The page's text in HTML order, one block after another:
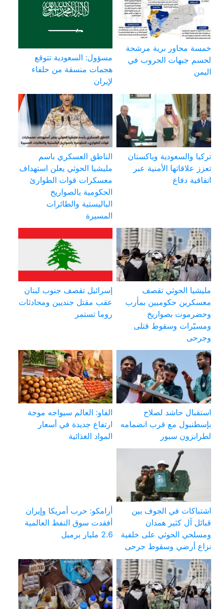
خمسة محاور برية مرشحة
لحسم جبهات الحروب في
اليمن
مسؤول: السعودية تتوقع
هجمات منسقة من حلفاء
لإيران
تركيا والسعودية وباكستان
تعزز علاقاتها الأمنية عبر
اتفاقية دفاع
الناطق العسكري باسم
مليشيا الحوثي يعلن استهداف
معسكرات قوات الطوارئ
الحكومية بالصواريخ
الباليستية والطائرات
المسيرة
مليشيا الحوثي تقصف
معسكرين حكوميين بمأرب
وحضرموت بصواريخ
ومسيّرات وسقوط قتلى
وجرحى
إسرائيل تقصف جنوب لبنان
عقب مقتل جنديين ومحادثات
روما تستمر
استقبال حاشد لصلاح
بإسطنبول مع قرب انضمامه
لطرابزون سبور
الفاو: العالم سيواجه موجة
ارتفاع جديدة في أسعار
المواد الغذائية
اشتباكات في الجوف بين
قبائل آل كثير همدان
ومسلحي الحوثي على خلفية
نزاع أرضي وسقوط جرحى
أرامكو: حرب أمريكا وإيران
أفقدت سوق النفط العالمية
2.6 مليار برميل